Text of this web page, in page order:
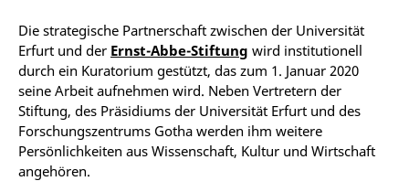
Die strategische Partnerschaft zwischen der Universität
Erfurt und der Ernst-Abbe-Stiftung wird institutionell
durch ein Kuratorium gestützt, das zum 1. Januar 2020
seine Arbeit aufnehmen wird. Neben Vertretern der
Stiftung, des Präsidiums der Universität Erfurt und des
Forschungszentrums Gotha werden ihm weitere
Persönlichkeiten aus Wissenschaft, Kultur und Wirtschaft
angehören.